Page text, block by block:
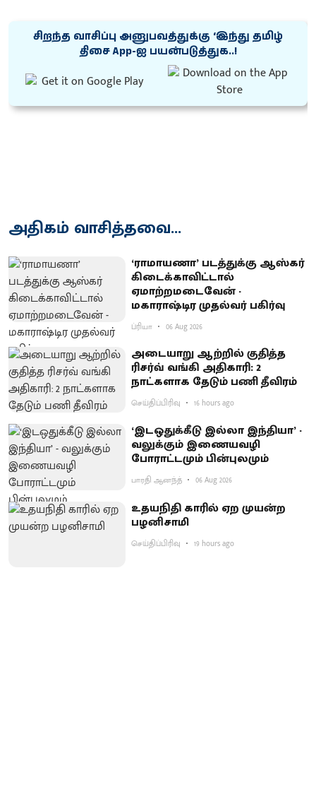
சிறந்த வாசிப்பு அனுபவத்துக்கு ‘இந்து தமிழ்
திசை App-ஐ பயன்படுத்துக..!
அதிகம் வாசித்தவை...
‘ராமாயணா’ படத்துக்கு ஆஸ்கர்
கிடைக்காவிட்டால்
ஏமாற்றமடைவேன் -
மகாராஷ்டிர முதல்வர் பகிர்வு
ப்ரியா 06 Aug 2026
அடையாறு ஆற்றில் குதித்த
ரிசர்வ் வங்கி அதிகாரி: 2
நாட்களாக தேடும் பணி தீவிரம்
செய்திப்பிரிவு 16 hours ago
‘இடஒதுக்கீடு இல்லா இந்தியா’ -
வலுக்கும் இணையவழி
போராட்டமும் பின்புலமும்
பாரதி ஆனந்த் 06 Aug 2026
உதயநிதி காரில் ஏற முயன்ற
பழனிசாமி
செய்திப்பிரிவு 19 hours ago